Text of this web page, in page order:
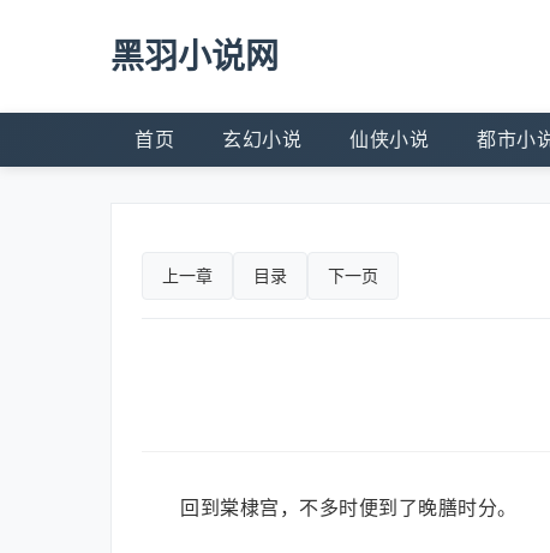
黑羽小说网
首页 玄幻小说 仙侠小说 都市小
上一章 目录 下一页
回到棠棣宫，不多时便到了晚膳时分。